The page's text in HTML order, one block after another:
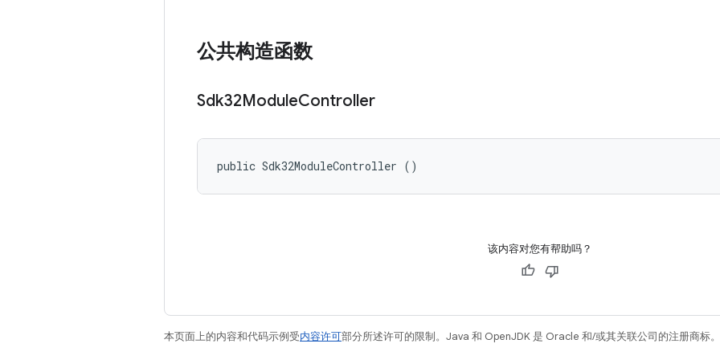
公共构造函数
Sdk32ModuleController
public Sdk32ModuleController ()
该内容对您有帮助吗？
本页面上的内容和代码示例受内容许可部分所述许可的限制。Java 和 OpenJDK 是 Oracle 和/或其关联公司的注册商标。